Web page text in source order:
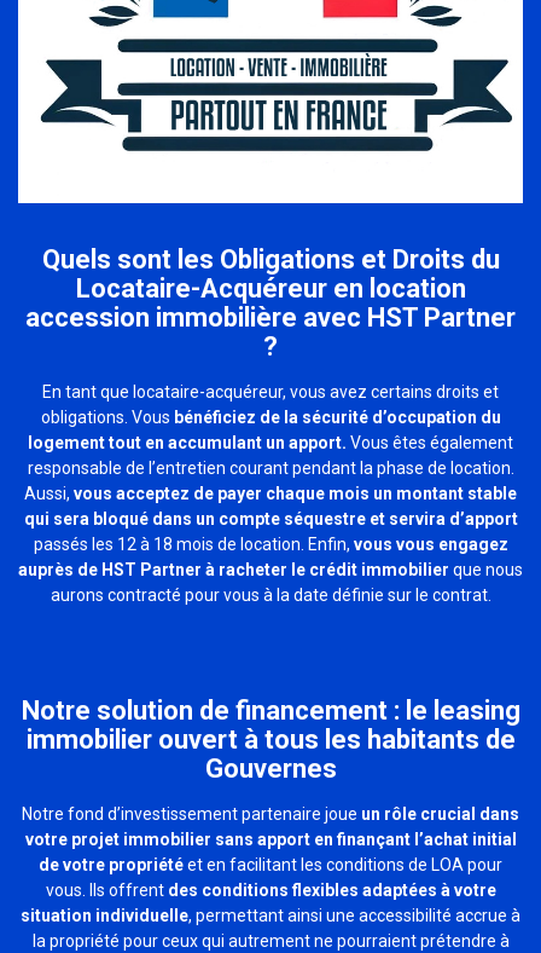
Quels sont les Obligations et Droits du
Locataire-Acquéreur en location
accession immobilière avec HST Partner
?
En tant que locataire-acquéreur, vous avez certains droits et
obligations. Vous bénéficiez de la sécurité d’occupation du
logement tout en accumulant un apport. Vous êtes également
responsable de l’entretien courant pendant la phase de location.
Aussi, vous acceptez de payer chaque mois un montant stable
qui sera bloqué dans un compte séquestre et servira d’apport
passés les 12 à 18 mois de location. Enfin, vous vous engagez
auprès de HST Partner à racheter le crédit immobilier que nous
aurons contracté pour vous à la date définie sur le contrat.
Notre solution de financement : le leasing
immobilier ouvert à tous les habitants de
Gouvernes
Notre fond d’investissement partenaire joue un rôle crucial dans
votre projet immobilier sans apport en finançant l’achat initial
de votre propriétéet en facilitant les conditions de LOA pour
vous. Ils offrent des conditions flexibles adaptées à votre
situation individuelle, permettant ainsi une accessibilité accrue à
la propriété pour ceux qui autrement ne pourraient prétendre à